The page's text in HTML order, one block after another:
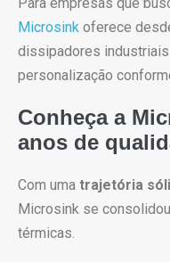
Microsink oferece
dissipadores
personalização
Conheça a
anos de
Com uma trajetória
Microsink se
térmicas.